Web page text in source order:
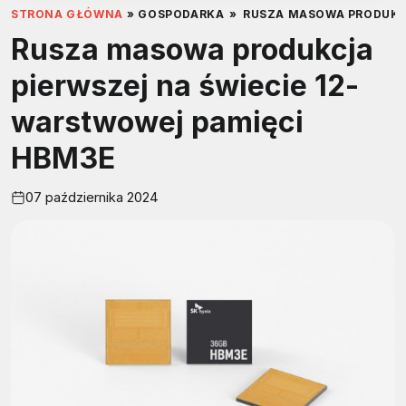
STRONA GŁÓWNA » GOSPODARKA » RUSZA MASOWA
Rusza masowa produkcja
pierwszej na świecie 12-
warstwowej pamięci
HBM3E
07 października 2024